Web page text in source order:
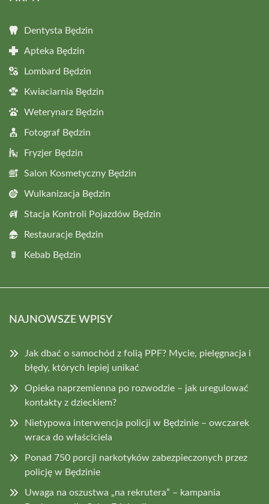
Dentysta Będzin
Apteka Będzin
Lombard Będzin
Kwiaciarnia Będzin
Weterynarz Będzin
Fotograf Będzin
Fryzjer Będzin
Salon Kosmetyczny Będzin
Wulkanizacja Będzin
Stacja Kontroli Pojazdów Będzin
Restauracje Będzin
Kebab Będzin
NAJNOWSZE WPISY
Jak dbać o samochód z folią PPF? Mycie, pielęgnacja i
błędy, których lepiej unikać
Opieka naprzemienna po rozwodzie – jak uregulować
kontakty z dzieckiem?
Nietypowa interwencja policji w Będzinie – owczarek
wraca do właściciela
Ponad 750 porcji narkotyków zabezpieczonych przez
policję w Będzinie
Uwaga na oszustwa „na rekrutera” – kampania